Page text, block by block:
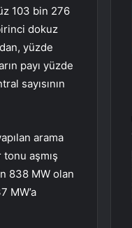
103 bin 276
dokuz
yüzde
payı yüzde
sayısının
arama
aşmış
838 MW olan
MW’a